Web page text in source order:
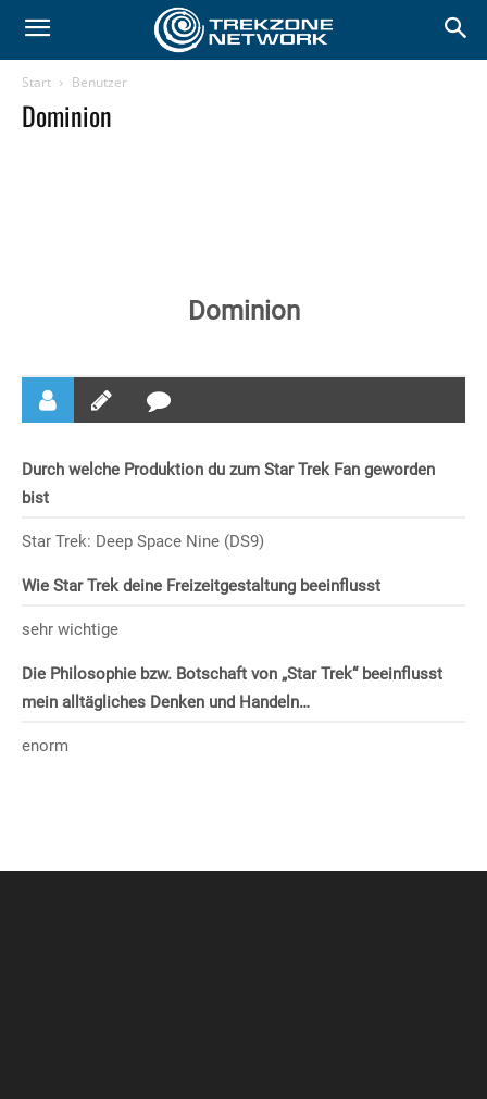
Start Benutzer
Dominion
Dominion
Durch welche Produktion du zum Star Trek Fan geworden
bist
Star Trek: Deep Space Nine (DS9)
Wie Star Trek deine Freizeitgestaltung beeinflusst
sehr wichtige
Die Philosophie bzw. Botschaft von „Star Trek“ beeinflusst
mein alltägliches Denken und Handeln…
enorm